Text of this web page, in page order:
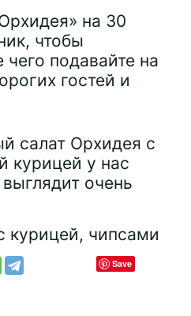
на 30
чтобы
подавайте на
гостей и
салат Орхидея с
курицей у нас
очень
Save